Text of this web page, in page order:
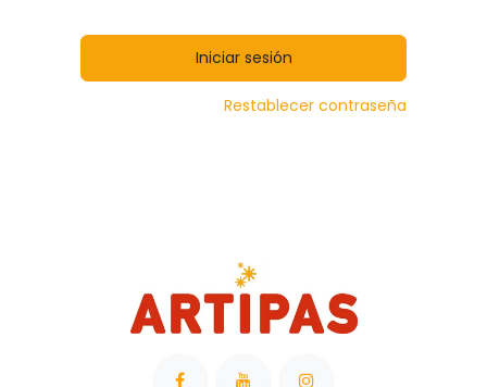
Iniciar sesión
Restablecer contraseña